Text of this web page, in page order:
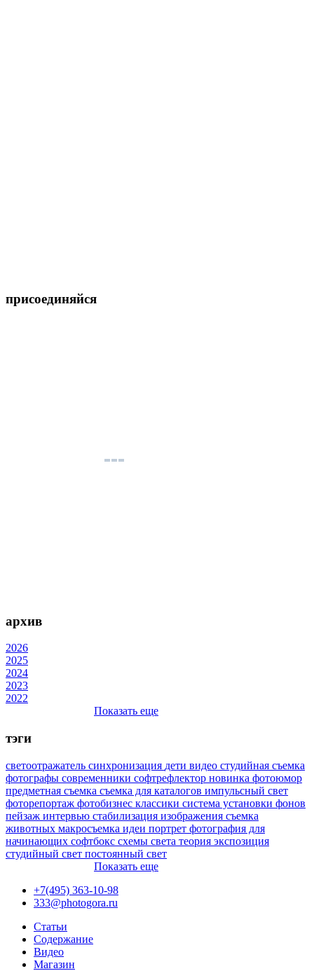
присоединяйся
архив
2026
2025
2024
2023
2022
Показать еще
тэги
светоотражатель синхронизация дети видео студийная съемка
фотографы современники софтрефлектор новинка фотоюмор
предметная съемка съемка для каталогов импульсный свет
фоторепортаж фотобизнес классики система установки фонов
пейзаж интервью стабилизация изображения съемка
животных макросъемка идеи портрет фотография для
начинающих софтбокс схемы света теория экспозиция
студийный свет постоянный свет
Показать еще
+7(495) 363-10-98
333@photogora.ru
Статьи
Содержание
Видео
Магазин